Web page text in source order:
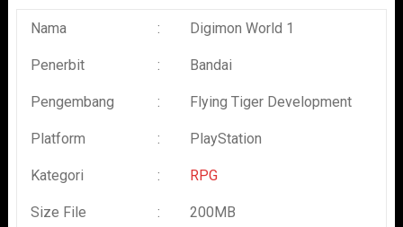
Nama : Digimon World 1
Penerbit : Bandai
Pengembang : Flying Tiger Development
Platform : PlayStation
Kategori : RPG
Size File : 200MB